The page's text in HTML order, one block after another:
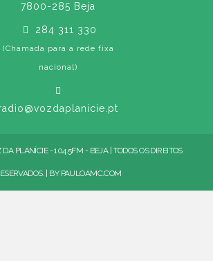
7800-285 Beja
284 311 330
(Chamada para a rede fixa
nacional)
PLANÍCIE - 104.5FM - BEJA | TODOS OS DIREITOS
| BY PAULOAMC.COM